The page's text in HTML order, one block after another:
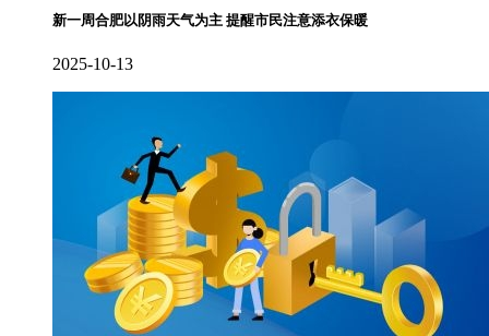
新一周合肥以阴雨天气为主 提醒市民注意添衣保暖
2025-10-13